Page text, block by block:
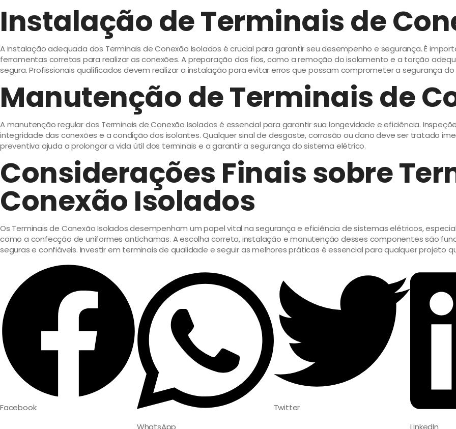
Instalação de Terminais de
A instalação adequada dos Terminais de Conexão Isolados é crucial para garantir seu desempenho e segurança. É
ferramentas corretas para realizar as conexões. A preparação dos fios, como a remoção do isolamento e a torção
segura. Profissionais qualificados devem realizar a instalação para evitar erros que possam comprometer a segurança
Manutenção de Terminais de
A manutenção regular dos Terminais de Conexão Isolados é essencial para garantir sua longevidade e eficiência.
integridade das conexões e a condição dos isolantes. Qualquer sinal de desgaste, corrosão ou dano deve ser tratado
preventiva ajuda a prolongar a vida útil dos terminais e a garantir a segurança do sistema elétrico.
Considerações Finais sobre
Conexão Isolados
Os Terminais de Conexão Isolados desempenham um papel vital na segurança e eficiência de sistemas elétricos,
como a confecção de uniformes antichamas. A escolha correta, instalação e manutenção desses componentes são
seguras e confiáveis. Investir em terminais de qualidade e seguir as melhores práticas é essencial para qualquer projeto
Facebook
WhatsApp
Twitter
LinkedIn